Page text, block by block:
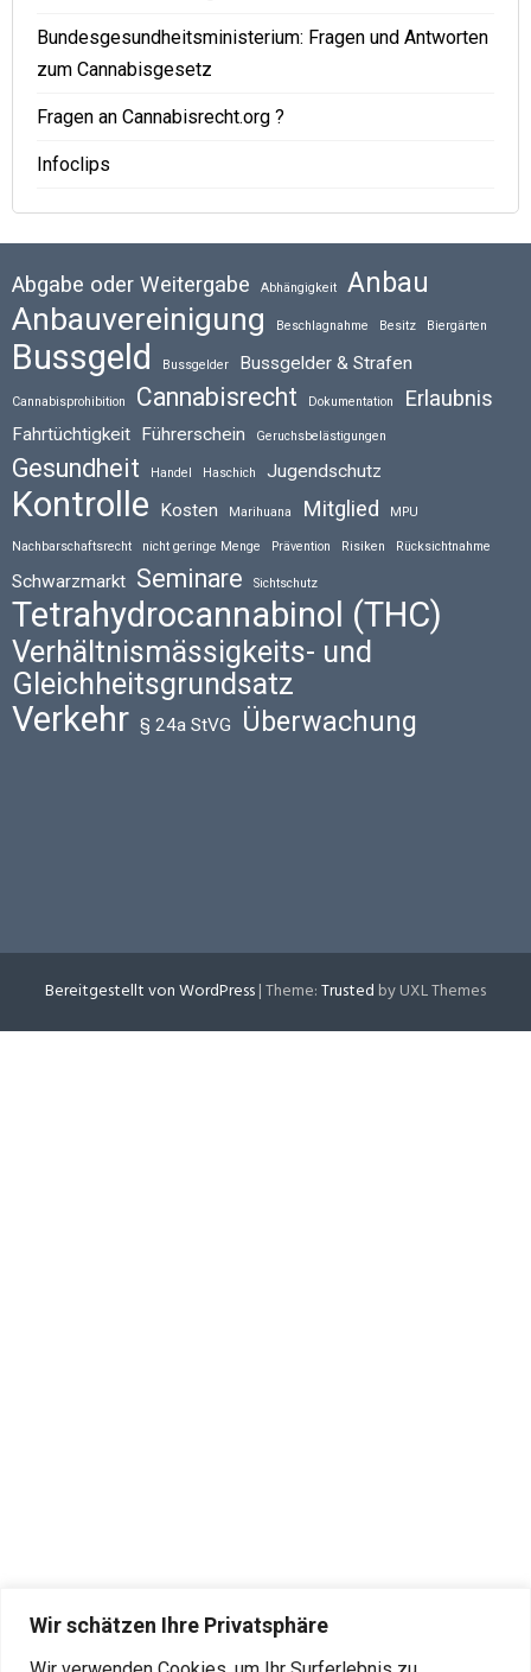
Wir schätzen Ihre Privatsphäre
Bundesgesundheitsministerium: Fragen und Antworten
zum Cannabisgesetz
Fragen an Cannabisrecht.org ?
Infoclips
Abgabe oder Weitergabe Abhängigkeit Anbau
Anbauvereinigung Beschlagnahme Besitz Biergärten
Bussgeld Bussgelder Bussgelder & Strafen
Cannabisprohibition Cannabisrecht Dokumentation Erlaubnis
Fahrtüchtigkeit Führerschein Geruchsbelästigungen
Gesundheit Handel Haschich Jugendschutz
Kontrolle Kosten Marihuana Mitglied MPU
Nachbarschaftsrecht nicht geringe Menge Prävention Risiken Rücksichtnahme
Schwarzmarkt Seminare Sichtschutz
Tetrahydrocannabinol (THC)
Verhältnismässigkeits- und
Gleichheitsgrundsatz
Verkehr § 24a StVG Überwachung
Bereitgestellt von WordPress|Theme:Trusted by UXL Themes